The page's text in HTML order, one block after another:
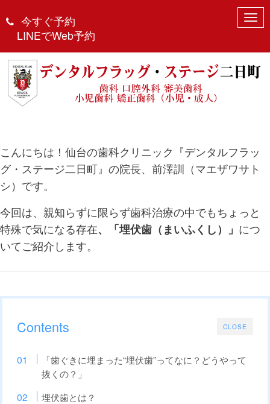
今すぐ予約
LINEでWeb予約
N
a
i
g
a
歯ぐきに埋まった“埋伏歯”ってな
に？どうやって抜くの？
June 19, 2025 1:17 pm |口腔外科 、歯科、治療、親知らず、
雑記|DFS2 | 0
こんにちは！仙台の歯科クリニック『デンタルフラッ
グ・ステージ二日町』の院長、前澤訓（マエザワサト
シ）です。
今回は、親知らずに限らず歯科治療の中でもちょっと
特殊で気になる存在、「埋伏歯（まいふくし）」 につ
いてご紹介します。
CLOSE
Contents
「歯ぐきに埋まった“埋伏歯”ってなに？どうやって
抜くの？」
埋伏歯とは？